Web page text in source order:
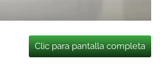
Clic para pantalla completa